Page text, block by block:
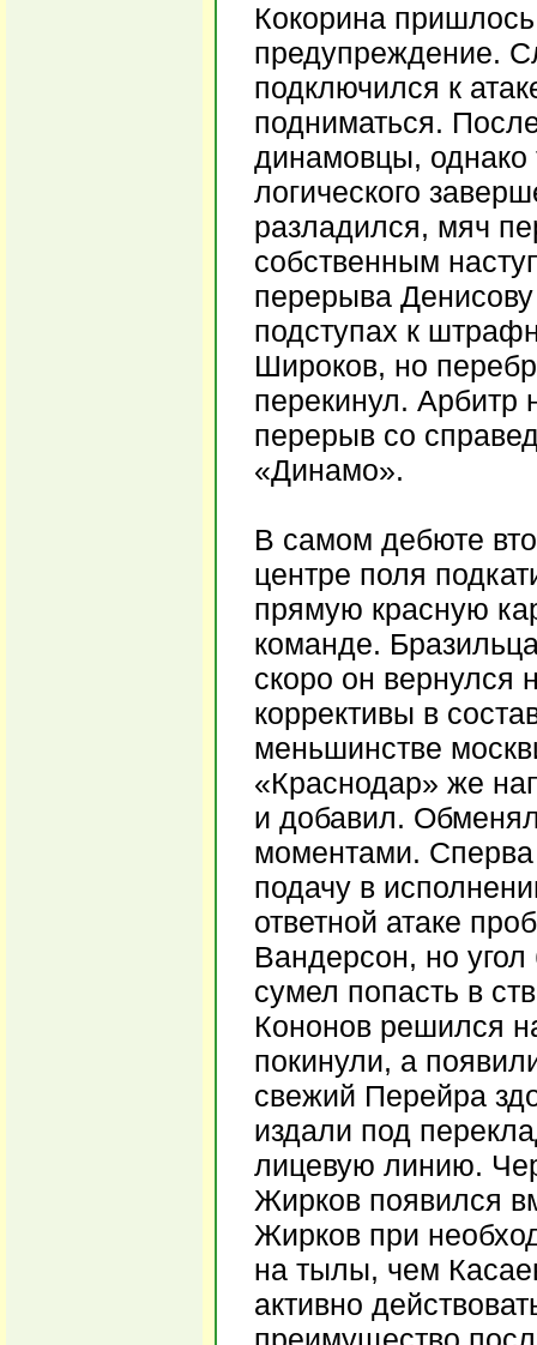
Кокорина
предупреждение.
подключился к
подниматься.
динамовцы, однако
логического
разладился, мяч
собственным
перерыва
подступах к
Широков, но
перекинул. Арбитр
перерыв со
«Динамо».
В самом дебюте
центре поля
прямую красную
команде.
скоро он вернулся
коррективы в
меньшинстве
«Краснодар» же
и добавил.
моментами.
подачу в
ответной атаке
Вандерсон, но
сумел попасть в
Кононов решился
покинули, а
свежий Перейра
издали под
лицевую линию.
Жирков появился
Жирков при
на тылы, чем
активно